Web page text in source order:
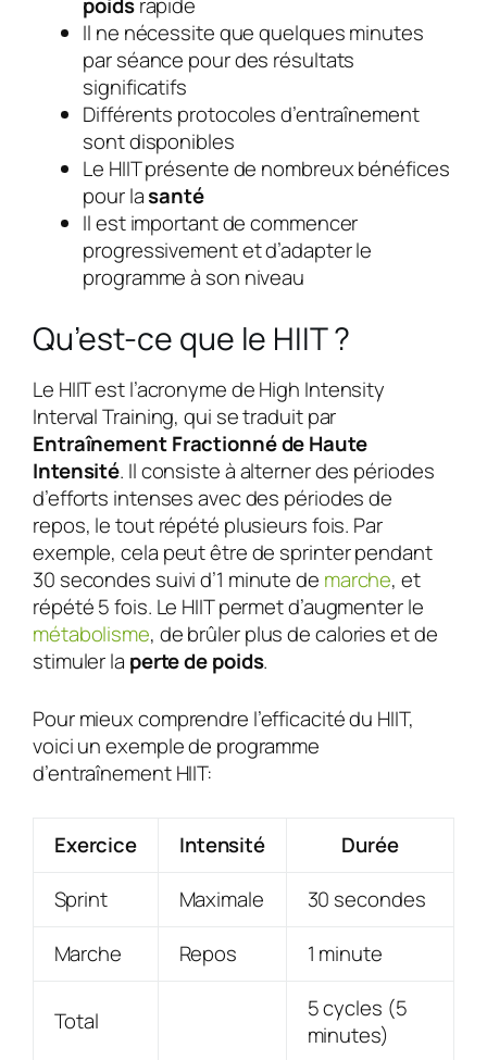
Il ne nécessite que quelques minutes
par séance pour des résultats
significatifs
Différents protocoles d’entraînement
sont disponibles
Le HIIT présente de nombreux bénéfices
pour lasanté
Il est important de commencer
progressivement et d’adapter le
programme à son niveau
Qu’est-ce que le HIIT ?
Le HIIT est l’acronyme deHigh Intensity
Interval Training, qui se traduit par
Entraînement Fractionné de Haute
Intensité. Il consiste à alterner des périodes
d’efforts intenses avec des périodes de
repos, le tout répété plusieurs fois. Par
exemple, cela peut être de sprinter pendant
30 secondes suivi d’1 minute de marche, et
répété 5 fois. Le HIIT permet d’augmenter le
métabolisme, de brûler plus de calories et de
stimuler la perte de poids.
Pour mieux comprendre l’efficacité du HIIT,
voici un exemple de programme
d’entraînement HIIT:
Exercice Intensité
Durée
Sprint
Maximale
30 secondes
Marche
Repos 1 minute
Total
5 cycles (5
minutes)